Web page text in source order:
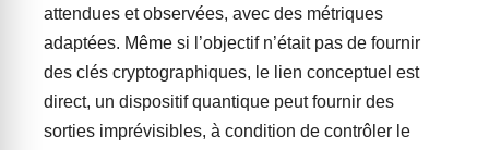
attendues et observées, avec des métriques
adaptées. Même si l’objectif n’était pas de fournir
des clés cryptographiques, le lien conceptuel est
direct, un dispositif quantique peut fournir des
sorties imprévisibles, à condition de contrôler le